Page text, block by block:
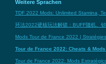
Weitere Sprachen
TDF 2022 Mods: Unlimited Stamina,
环法2022硬核玩法解锁：BUFF随机、
Mods Tour de France 2022 |
Tour de France 2022: Cheats &
Tour de France 2022: Mods